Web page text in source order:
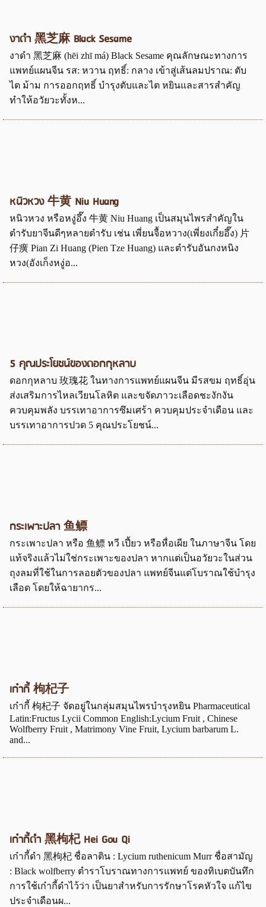
งาดำ 黑芝麻 Black Sesame
งาดำ 黑芝麻 (hēi zhī má) Black Sesame คุณลักษณะทางการ
แพทย์แผนจีน รส: หวาน ฤทธิ์: กลาง เข้าสู่เส้นลมปราณ: ตับ
ไต ม้าม การออกฤทธิ์ บำรุงตับและไต หยินและสารสำคัญ
ทำให้อวัยวะทั้งห...
หนิวหวง 牛黄 Niu Huang
หนิวหวง หรือหงู่อึ๊ง 牛黄 Niu Huang เป็นสมุนไพรสำคัญใน
ตำรับยาจีนดีๆหลายตำรับ เช่น เพี่ยนจื้อหวาง(เพี่ยงเกี๋ยอึ๊ง) 片
仔癀 Pian Zi Huang (Pien Tze Huang) และตำรับอันกงหนิง
หวง(อังเก็งหงู่อ...
5 คุณประโยชน์ของดอกกุหลาบ
ดอกกุหลาบ 玫瑰花 ในทางการแพทย์แผนจีน มีรสขม ฤทธิ์อุ่น
ส่งเสริมการไหลเวียนโลหิต และขจัดภาวะเลือดชะงักงัน
ควบคุมพลัง บรรเทาอาการซึมเศร้า ควบคุมประจำเดือน และ
บรรเทาอาการปวด 5 คุณประโยชน์...
กระเพาะปลา 鱼鳔
กระเพาะปลา หรือ 鱼鳔 หวี เปี้ยว หรือหื่อเผีย ในภาษาจีน โดย
แท้จริงแล้วไม่ใช่กระเพาะของปลา หากแต่เป็นอวัยวะในส่วน
ถุงลมที่ใช้ในการลอยตัวของปลา แพทย์จีนแต่โบราณใช้บำรุง
เลือด โดยให้ฉายากร...
เก๋ากี้ 枸杞子
เก๋ากี้ 枸杞子 จัดอยู่ในกลุ่มสมุนไพรบำรุงหยิน Pharmaceutical
Latin:Fructus Lycii Common English:Lycium Fruit , Chinese
Wolfberry Fruit , Matrimony Vine Fruit, Lycium barbarum L.
and...
เก๋ากี้ดำ 黑枸杞 Hei Gou Qi
เก๋ากี้ดำ 黑枸杞 ชื่อลาติน : Lycium ruthenicum Murr ชื่อสามัญ
: Black wolfberry ตำราโบราณทางการแพทย์ ของทิเบตบันทึก
การใช้เก๋ากี้ดำไว้ว่า เป็นยาสำหรับการรักษาโรคหัวใจ แก้ไข
ประจำเดือนผ...